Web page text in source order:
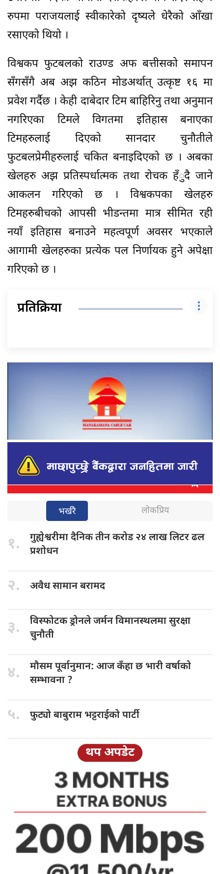
रुपमा पराजयलाई स्वीकारेको दृष्यले धेरैको आँखा
रसाएको थियो ।
विश्वकप फुटबलको राउण्ड अफ बत्तीसको समापन
सँगसँगै अब अझ कठिन मोडअर्थात् उत्कृष्ट १६ मा
प्रवेश गर्दैछ । केही दाबेदार टिम बाहिरिनु तथा अनुमान
नगरिएका टिमले विगतमा इतिहास बनाएका
टिमहरुलाई दिएको सानदार चुनौतीले
फुटबलप्रेमीहरुलाई चकित बनाइदिएको छ । अबका
खेलहरु अझ प्रतिस्पर्धात्मक तथा रोचक हँुदै जाने
आकलन गरिएको छ । विश्वकपका खेलहरु
टिमहरुबीचको आपसी भीडन्तमा मात्र सीमित रही
नयाँ इतिहास बनाउने महत्वपूर्ण अवसर भएकाले
आगामी खेलहरुका प्रत्येक पल निर्णायक हुने अपेक्षा
गरिएको छ ।
प्रतिक्रिया
भर्खरै लोकप्रिय
१. गुह्येश्वरीमा दैनिकतीन करोड २४ लाख लिटर ढल
प्रशोधन
२. अवैध सामानबरामद
३. विस्फोटक ड्रोनलेजर्मन विमानस्थलमा सुरक्षा
चुनौती
४. मौसम पूर्वानुमान: आज कँहा छ भारी वर्षाकाे
सम्भावना ?
५. फुट्यो बाबुराम भट्टराईको पार्टी
थप अपडेट